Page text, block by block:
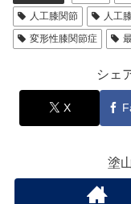
人工膝関節
人工
変形性膝関節症
シェ
X
塗